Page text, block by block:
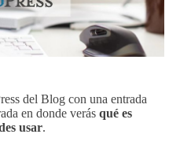
del Blog con una entrada
en donde verás qué es
usar.